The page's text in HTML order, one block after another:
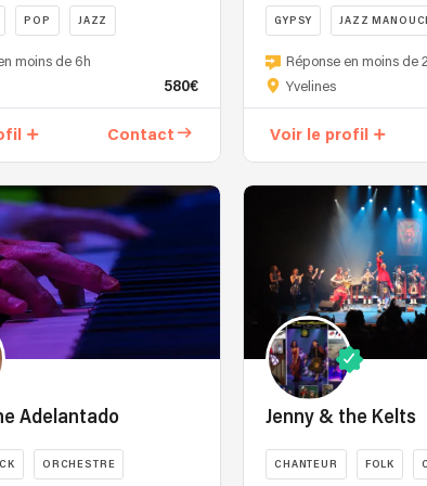
POP JAZZ
moins de 6h
580€
Contact
GYPSY JAZZ
Brick
House,
l'histoire
acoustique
Louis
à
guitare,
de
Thibaut
au
et
Réponse en moins de
Yvelines
Voir le profil
Adelantado
ORCHESTRE
Jenny & the Kelts
CHANTEUR FOLK